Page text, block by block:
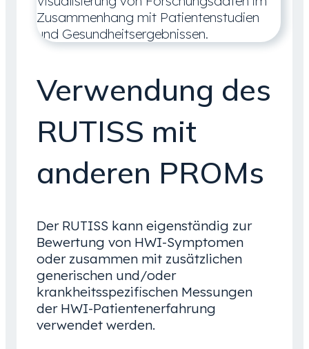
Verwendung des
RUTISS mit
anderen PROMs
Der RUTISS kann eigenständig zur
Bewertung von HWI-Symptomen
oder zusammen mit zusätzlichen
generischen und/oder
krankheitsspezifischen Messungen
der HWI-Patientenerfahrung
verwendet werden.